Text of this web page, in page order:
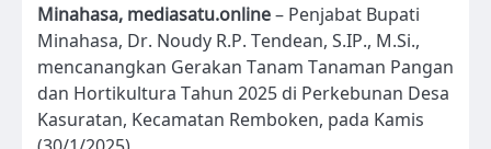
Minahasa, mediasatu.online– Penjabat Bupati
Minahasa, Dr. Noudy R.P. Tendean, S.IP., M.Si.,
mencanangkan Gerakan Tanam Tanaman Pangan
dan Hortikultura Tahun 2025 di Perkebunan Desa
Kasuratan, Kecamatan Remboken, pada Kamis